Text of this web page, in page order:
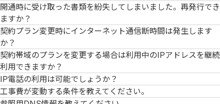
開通時に受け取った書類を紛失してしまいました。再発行でき
ますか？
契約プラン変更時にインターネット通信断時間は発生します
か？
契約帯域のプランを変更する場合は利用中のIPアドレスを継続
利用できますか？
IP電話の利用は可能でしょうか？
工事費が変動する条件を教えてください。